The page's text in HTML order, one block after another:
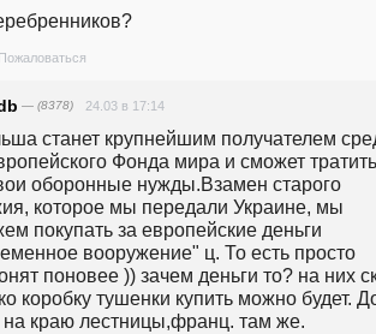
Пожаловаться
— (8378) 24.03 в 17:14
станет крупнейшим получателем
Фонда мира и сможет
оборонные нужды.Взамен старого
которое мы передали Украине, мы
покупать за европейские деньги
вооружение" ц. То есть просто
поновее )) зачем деньги то? на них
коробку тушенки купить можно будет.
на краю лестницы,франц. там же.